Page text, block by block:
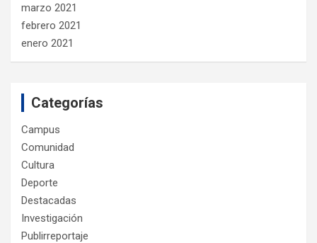
marzo 2021
febrero 2021
enero 2021
Categorías
Campus
Comunidad
Cultura
Deporte
Destacadas
Investigación
Publirreportaje